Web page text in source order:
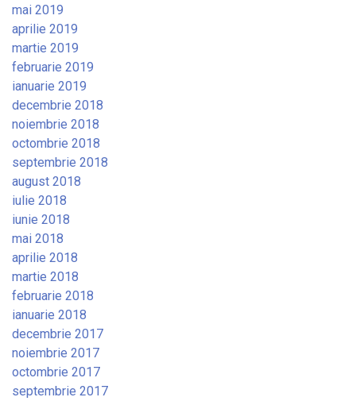
mai 2019
aprilie 2019
martie 2019
februarie 2019
ianuarie 2019
decembrie 2018
noiembrie 2018
octombrie 2018
septembrie 2018
august 2018
iulie 2018
iunie 2018
mai 2018
aprilie 2018
martie 2018
februarie 2018
ianuarie 2018
decembrie 2017
noiembrie 2017
octombrie 2017
septembrie 2017